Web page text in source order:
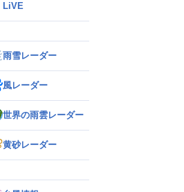
LiVE
雨雪レーダー
風レーダー
世界の雨雲レーダー
黄砂レーダー